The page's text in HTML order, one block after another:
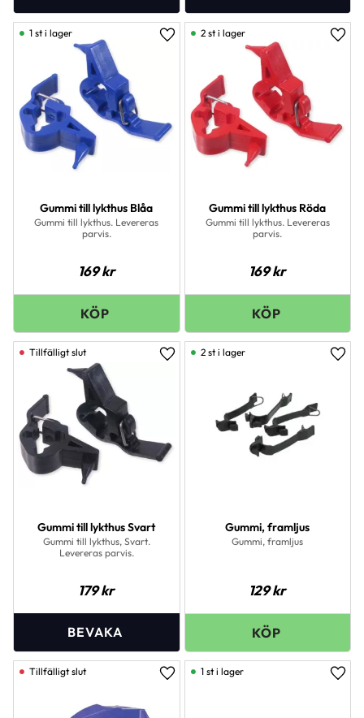
Gummi till lykthus Blåa
Gummi till lykthus. Levereras
parvis.
169kr
Lägg till i favoriter
1 st i lager
Gummi till lykthus Röda
Gummi till lykthus. Levereras
parvis.
169kr
2 st i lager
Gummi till lykthus Svart
Gummi till lykthus, Svart.
Levereras parvis.
179kr
Lägg till i favoriter
Gummi, framljus
Gummi, framljus
129kr
2 st i lager
Lägg till i favoriter
1 st i lager